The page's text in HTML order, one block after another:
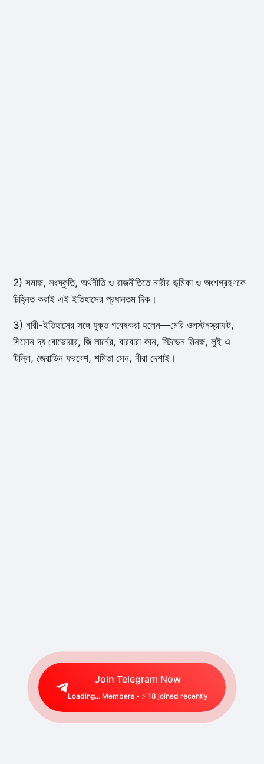
2) সমাজ, সংস্কৃতি, অর্থনীতি ও রাজনীতিতে নারীর ভূমিকা ও অংশগ্রহণকে
চিহ্নিত করাই এই ইতিহাসের প্রধানতম দিক।
3) নারী-ইতিহাসের সঙ্গে যুক্ত গবেষকরা হলেন—মেরি ওলস্টনস্ক্রাফট,
সিমোন দ্য বোভোয়ার, জি লার্নের, বারবারা কান, স্টিভেন মিনজ, লুই এ
টিল্লি, জেরাল্ডিন ফরবেশ, শমিতা সেন, নীরা দেশাই।
Join Telegram Now
Loading... Members • ⚡ 18 joined recently